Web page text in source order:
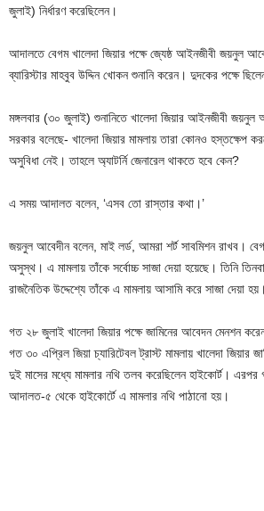
জুলাই) নির্ধারণ করেছিলেন।
আদালতে বেগম খালেদা জিয়ার পক্ষে জ্যেষ্ঠ আইনজীবী জয়নুল
ব্যারিস্টার মাহবুব উদ্দিন খোকন শুনানি করেন। দুদকের পক্ষে
মঙ্গলবার (৩০ জুলাই) শুনানিতে খালেদা জিয়ার আইনজীবী জয়নুল
সরকার বলেছে- খালেদা জিয়ার মামলায় তারা কোনও হস্তক্ষেপ
অসুবিধা নেই। তাহলে অ্যাটর্নি জেনারেল থাকতে হবে কেন?
এ সময় আদালত বলেন, ‘এসব তো রাস্তার কথা।’
জয়নুল আবেদীন বলেন, মাই লর্ড, আমরা শর্ট সাবমিশন রাখব।
অসুস্থ। এ মামলায় তাঁকে সর্বোচ্চ সাজা দেয়া হয়েছে। তিনি
রাজনৈতিক উদ্দেশ্যে তাঁকে এ মামলায় আসামি করে সাজা দেয়া হয়।
গত ২৮ জুলাই খালেদা জিয়ার পক্ষে জামিনের আবেদন মেনশন
গত ৩০ এপ্রিল জিয়া চ্যারিটেবল ট্রাস্ট মামলায় খালেদা জিয়ার
দুই মাসের মধ্যে মামলার নথি তলব করেছিলেন হাইকোর্ট।
আদালত-৫ থেকে হাইকোর্টে এ মামলার নথি পাঠানো হয়।